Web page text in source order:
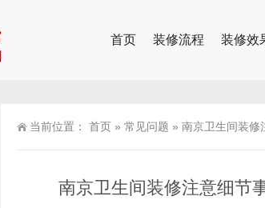
首页 装修流程 装修效
当前位置： 首页 » 常见问题 » 南京卫生间装修
南京卫生间装修注意细节